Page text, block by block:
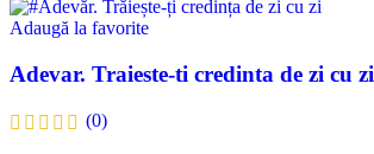
Adaugă la favorite
Adevar. Traieste-ti credinta de zi cu zi
(0)